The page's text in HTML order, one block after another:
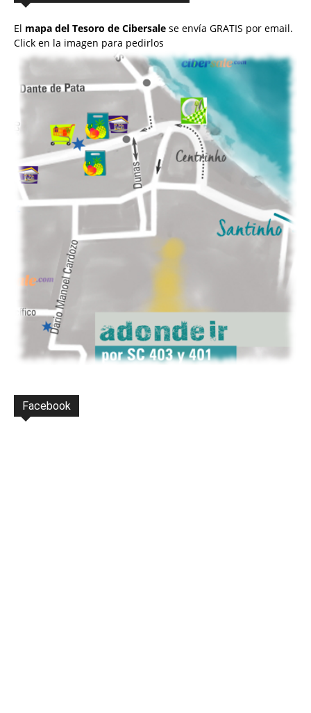
El mapa del Tesoro de Cibersale se envía GRATIS por email.
Click en la imagen para pedirlos
Facebook